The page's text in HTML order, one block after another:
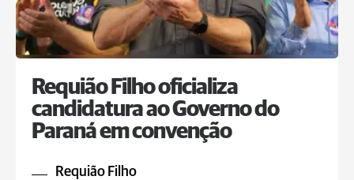
Requião Filho oficializa
candidatura ao Governo do
Paraná em convenção
Requião Filho